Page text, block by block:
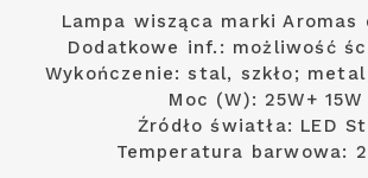
Lampa wisząca marki Aromas
Dodatkowe inf.: możliwość
Wykończenie: stal, szkło;
Moc (W): 25W+ 15W
Źródło światła: LED
Temperatura barwowa: